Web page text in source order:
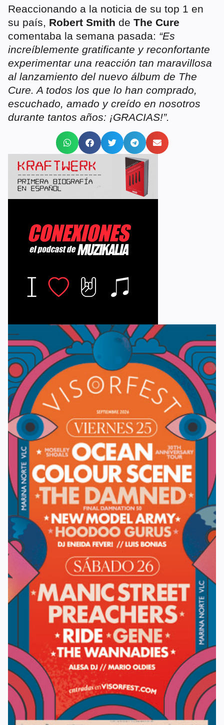
Reaccionando a la noticia de su top 1 en
su país, Robert Smith de The Cure
comentaba la semana pasada: “Es
increíblemente gratificante y reconfortante
experimentar una reacción tan maravillosa
al lanzamiento del nuevo álbum de The
Cure. A todos los que lo han comprado,
escuchado, amado y creído en nosotros
durante tantos años: ¡GRACIAS!”.